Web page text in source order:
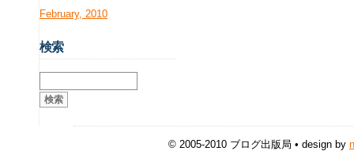
February, 2010
検索
© 2005-2010 ブログ出版局 • design by